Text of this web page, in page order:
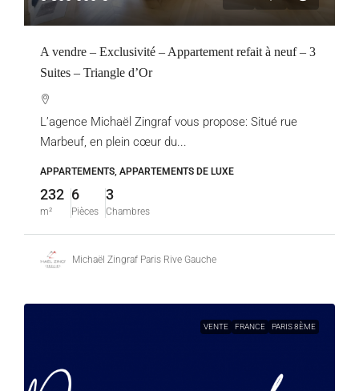
A vendre – Exclusivité – Appartement refait à neuf – 3
Suites – Triangle d’Or
L’agence Michaël Zingraf vous propose: Situé rue
Marbeuf, en plein cœur du...
APPARTEMENTS, APPARTEMENTS DE LUXE
232
m²
6
Pièces
3
Chambres
Michaël Zingraf Paris Rive Gauche
VENTE FRANCE PARIS 8ÈME